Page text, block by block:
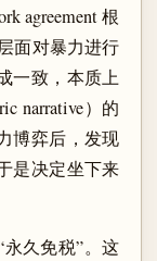
agreement 根
面对暴力进行
一致，本质上
narrative）的
博弈后，发现
是决定坐下来
久免税”。这